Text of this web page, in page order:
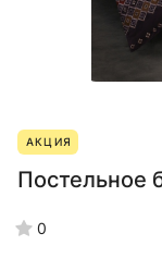
АКЦИЯ
Постельное
0